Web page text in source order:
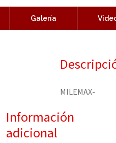
Galería
MILEMAX-
Información
adicional